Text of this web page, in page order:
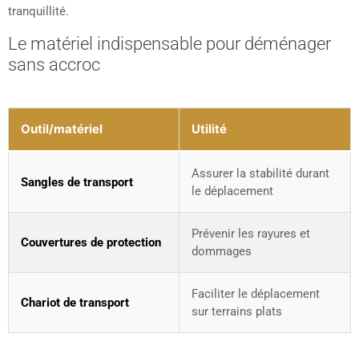
tranquillité.
Le matériel indispensable pour déménager
sans accroc
Outil/matériel Utilité
Sangles de transport
Assurer la stabilité durant
le déplacement
Couvertures de protection
Prévenir les rayures et
dommages
Chariot de transport
Faciliter le déplacement
sur terrains plats